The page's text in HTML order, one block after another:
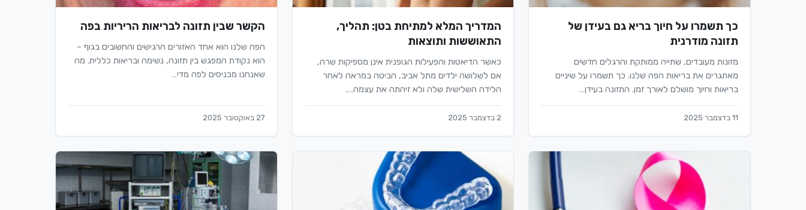
כך תשמרו על חיוך בריא גם בעידן של
תזונה מודרנית
מזונות מעובדים, שתייה ממותקת והרגלים חדשים
מאתגרים את בריאות הפה שלנו. כך תשמרו על שיניים
בריאות וחיוך מושלם לאורך זמן. התזונה בעידן…
11 בדצמבר 2025
המדריך המלא למתיחת בטן: תהליך,
התאוששות ותוצאות
כאשר הדיאטות והפעילות הגופנית אינן מספיקות שרה,
אם לשלושה ילדים מתל אביב, הביטה במראה לאחר
הלידה השלישית שלה ולא זיהתה את עצמה….
2 בדצמבר 2025
הקשר שבין תזונה לבריאות הריריות בפה
הפה שלנו הוא אחד האזורים הרגישים והחשובים בגוף –
הוא נקודת המפגש בין תזונה, נשימה ובריאות כללית. מה
שאנחנו מכניסים לפה מדי…
27 באוקטובר 2025